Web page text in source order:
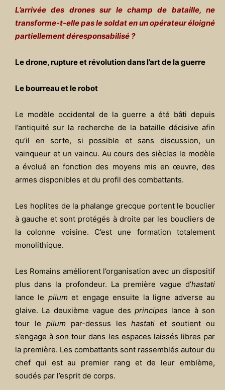
L’arrivée des drones sur le champ de bataille, ne
transforme-t-elle pas le soldat en un opérateur éloigné
partiellement déresponsabilisé ?
Le drone, rupture et révolution dans l’art de la guerre
Le bourreau et le robot
Le modèle occidental de la guerre a été bâti depuis
l’antiquité sur la recherche de la bataille décisive afin
qu’il en sorte, si possible et sans discussion, un
vainqueur et un vaincu. Au cours des siècles le modèle
a évolué en fonction des moyens mis en œuvre, des
armes disponibles et du profil des combattants.
Les hoplites de la phalange grecque portent le bouclier
à gauche et sont protégés à droite par les boucliers de
la colonne voisine. C’est une formation totalement
monolithique.
Les Romains améliorent l’organisation avec un dispositif
plus dans la profondeur. La première vague d’hastati
lance le pilumet engage ensuite la ligne adverse au
glaive. La deuxième vague des principes lance à son
tour le pilumpar-dessus leshastati et soutient ou
s’engage à son tour dans les espaces laissés libres par
la première. Les combattants sont rassemblés autour du
chef qui est au premier rang et de leur emblème,
soudés par l’esprit de corps.